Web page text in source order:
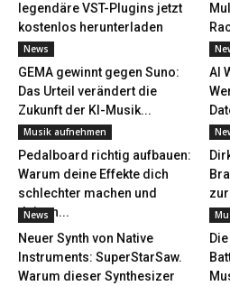
legendäre VST-Plugins jetzt
kostenlos herunterladen
News
GEMA gewinnt gegen Suno:
Das Urteil verändert die
Zukunft der KI-Musik...
AI
Musik aufnehmen
Pedalboard richtig aufbauen:
Warum deine Effekte dich
schlechter machen und
deinen...
News
Neuer Synth von Native
Instruments: SuperStarSaw.
Warum dieser Synthesizer